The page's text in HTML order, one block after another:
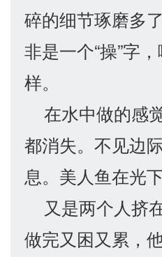
碎的细节琢磨多
非是一个“操”字
样。
在水中做的感
都消失。不见边
息。美人鱼在光下
又是两个人挤
做完又困又累，